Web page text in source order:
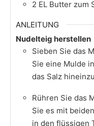
2 EL Butter zum
ANLEITUNG
Nudelteig herstellen
Sieben Sie das
Sie eine Mulde
das Salz
Rühren Sie das
Sie es mit
in den flüssigen